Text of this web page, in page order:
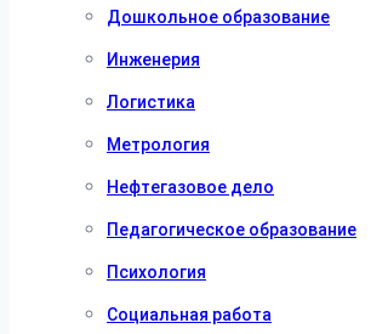
Дошкольное образование
Инженерия
Логистика
Метрология
Нефтегазовое дело
Педагогическое образование
Психология
Социальная работа